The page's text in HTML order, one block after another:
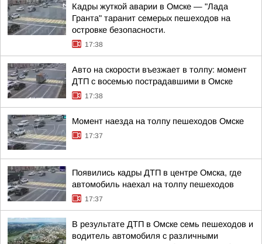
Кадры жуткой аварии в Омске — "Лада
Гранта" таранит семерых пешеходов на
островке безопасности.
17:38
Авто на скорости въезжает в толпу: момент
ДТП с восемью пострадавшими в Омске
17:38
Момент наезда на толпу пешеходов Омске
17:37
Появились кадры ДТП в центре Омска, где
автомобиль наехал на толпу пешеходов
17:37
В результате ДТП в Омске семь пешеходов и
водитель автомобиля с различными